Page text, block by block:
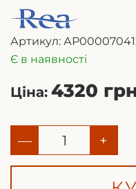
Артикул:
Є в наявності
Ціна: 4320
— +